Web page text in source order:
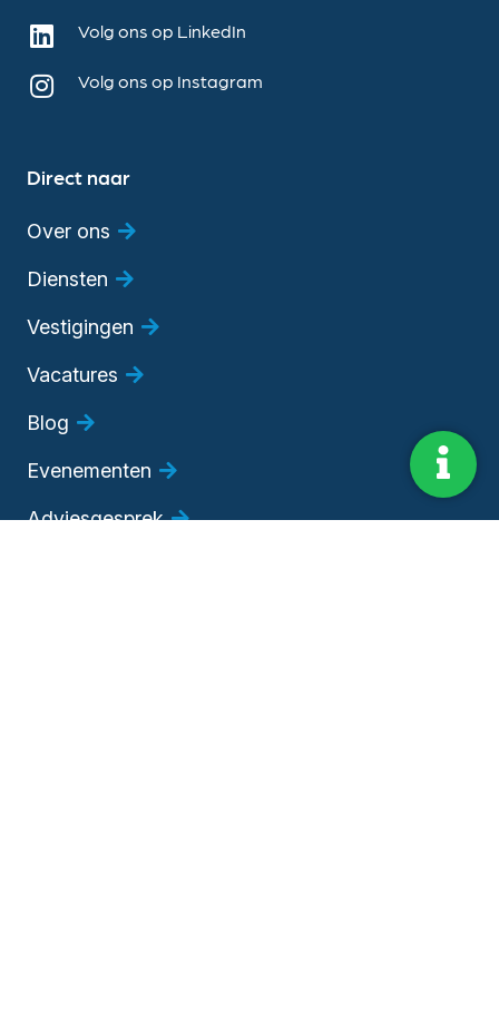
Volg ons op LinkedIn
Volg ons op Instagram
Direct naar
Over ons
Diensten
Vestigingen
Vacatures
Blog
Evenementen
Adviesgesprek